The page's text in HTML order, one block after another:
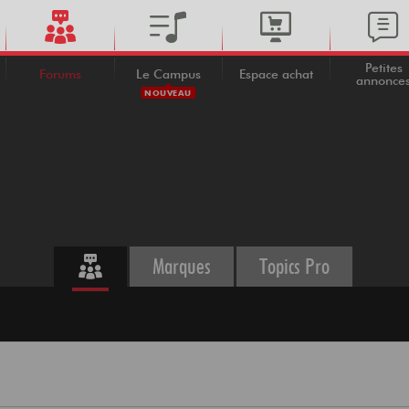
Forums Le Campus
NOUVEAU
Espace achat
Petites
Marques Topics Pro